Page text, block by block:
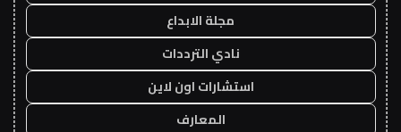
مجلة الابداع
نادي الترددات
استشارات اون لاين
المعارف